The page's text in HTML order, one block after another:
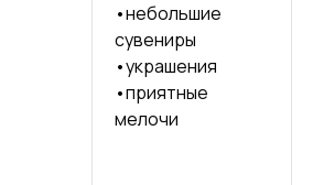
•небольшие
сувениры
•украшения
•приятные
мелочи